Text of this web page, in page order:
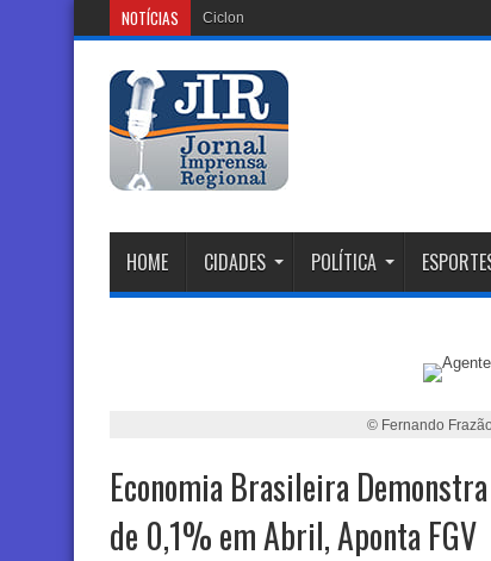
NOTÍCIAS Ciclone Extratropical: Aler
HOME CIDADES POLÍTICA
© Fernando
Economia Brasileira
de 0,1% em Abril, Aponta FGV